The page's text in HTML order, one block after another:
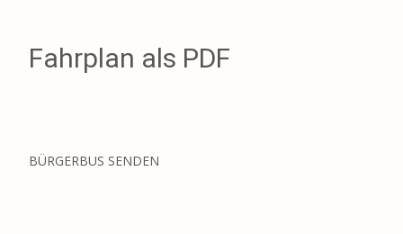
Fahrplan als PDF
BÜRGERBUS SENDEN